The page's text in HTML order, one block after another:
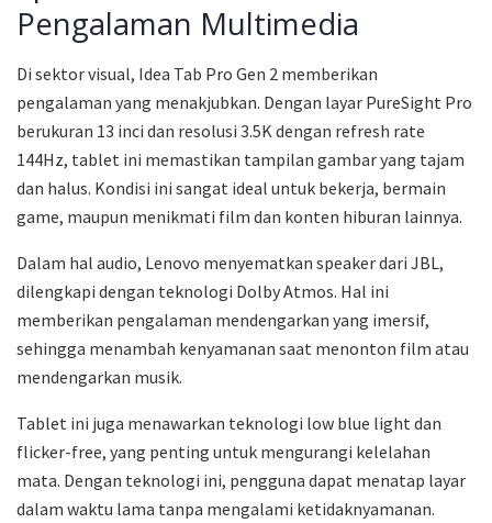
Pengalaman Multimedia
Di sektor visual, Idea Tab Pro Gen 2 memberikan
pengalaman yang menakjubkan. Dengan layar PureSight Pro
berukuran 13 inci dan resolusi 3.5K dengan refresh rate
144Hz, tablet ini memastikan tampilan gambar yang tajam
dan halus. Kondisi ini sangat ideal untuk bekerja, bermain
game, maupun menikmati film dan konten hiburan lainnya.
Dalam hal audio, Lenovo menyematkan speaker dari JBL,
dilengkapi dengan teknologi Dolby Atmos. Hal ini
memberikan pengalaman mendengarkan yang imersif,
sehingga menambah kenyamanan saat menonton film atau
mendengarkan musik.
Tablet ini juga menawarkan teknologi low blue light dan
flicker-free, yang penting untuk mengurangi kelelahan
mata. Dengan teknologi ini, pengguna dapat menatap layar
dalam waktu lama tanpa mengalami ketidaknyamanan.